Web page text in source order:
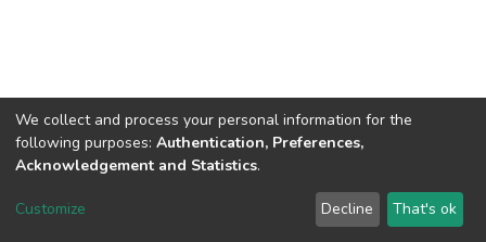
Dspace & Volodymyr Dahl East Ukrainian National University
LYRASIS
Send Feedback
We collect and process your personal information for the
following purposes: Authentication, Preferences,
Acknowledgement and Statistics.
Customize Decline That's ok